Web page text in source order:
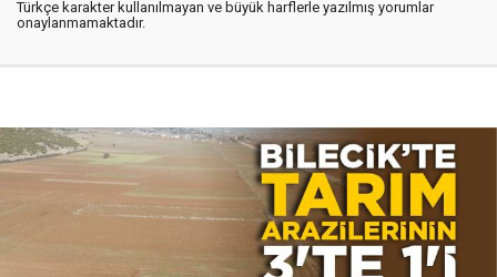
Türkçe karakter kullanılmayan ve büyük harflerle yazılmış yorumlar
onaylanmamaktadır.